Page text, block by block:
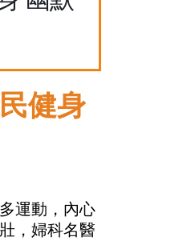
健身
運動，內心
，婦科名醫